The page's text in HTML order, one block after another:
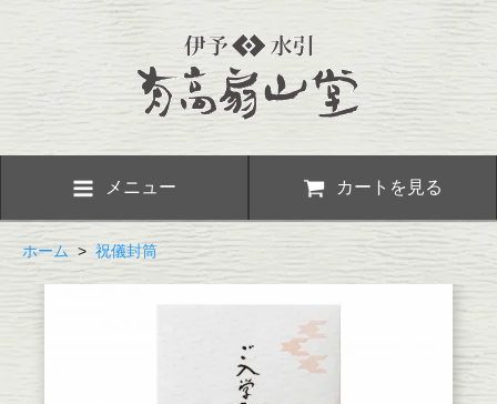
メニュー カートを見る
ホーム > 祝儀封筒